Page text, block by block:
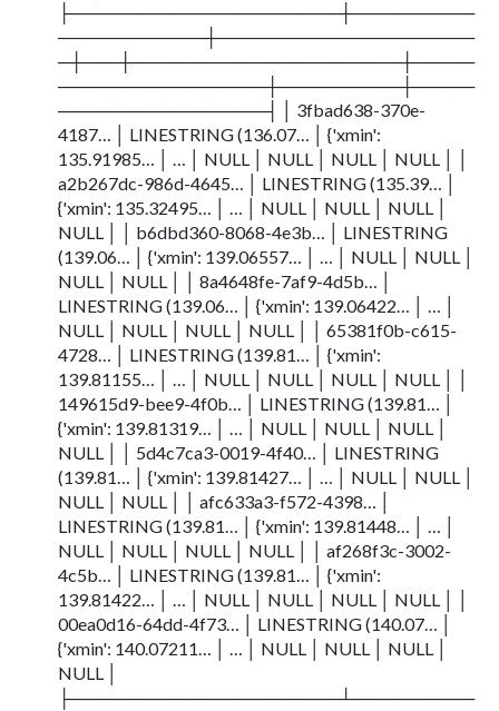
├──────────────────────┼──────────
────────────┼─────────────────────
─┼───┼──────────────────────┼─────
─────────────────┼──────────┼─────
─────────────────┤ │ 3fbad638-370e-
4187… │ LINESTRING (136.07… │ {'xmin':
135.91985… │ … │ NULL │ NULL │ NULL │ NULL │ │
a2b267dc-986d-4645… │ LINESTRING (135.39… │
{'xmin': 135.32495… │ … │ NULL │ NULL │ NULL │
NULL │ │ b6dbd360-8068-4e3b… │ LINESTRING
(139.06… │ {'xmin': 139.06557… │ … │ NULL │ NULL │
NULL │ NULL │ │ 8a4648fe-7af9-4d5b… │
LINESTRING (139.06… │ {'xmin': 139.06422… │ … │
NULL │ NULL │ NULL │ NULL │ │ 65381f0b-c615-
4728… │ LINESTRING (139.81… │ {'xmin':
139.81155… │ … │ NULL │ NULL │ NULL │ NULL │ │
149615d9-bee9-4f0b… │ LINESTRING (139.81… │
{'xmin': 139.81319… │ … │ NULL │ NULL │ NULL │
NULL │ │ 5d4c7ca3-0019-4f40… │ LINESTRING
(139.81… │ {'xmin': 139.81427… │ … │ NULL │ NULL │
NULL │ NULL │ │ afc633a3-f572-4398… │
LINESTRING (139.81… │ {'xmin': 139.81448… │ … │
NULL │ NULL │ NULL │ NULL │ │ af268f3c-3002-
4c5b… │ LINESTRING (139.81… │ {'xmin':
139.81422… │ … │ NULL │ NULL │ NULL │ NULL │ │
00ea0d16-64dd-4f73… │ LINESTRING (140.07… │
{'xmin': 140.07211… │ … │ NULL │ NULL │ NULL │
NULL │
├──────────────────────┴──────────